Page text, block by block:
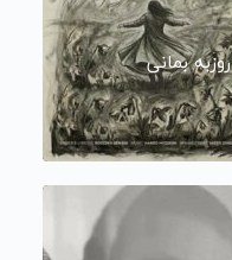
روزبه بمانی